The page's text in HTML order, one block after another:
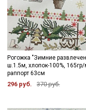
Рогожка "Зимние
ш.1.5м, хлопок-100%, 165гр/
раппорт 63см
296 руб. 370 руб.